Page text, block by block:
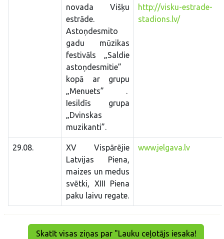
novada Višķu
estrāde.
Astoņdesmito
gadu mūzikas
festivāls „Saldie
astoņdesmitie”
kopā ar grupu
„Menuets” .
Iesildīs grupa
„Dvinskas
muzikanti”.
http://visku-estrade-
stadions.lv/
29.08.
XV Vispārējie
Latvijas Piena,
maizes un medus
svētki, XIII Piena
paku laivu regate.
www.jelgava.lv
Skatīt visas ziņas par "Lauku ceļotājs iesaka!